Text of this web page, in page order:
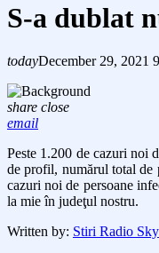
S-a dublat
todayDecember 29, 2021 9
share close
email
Peste 1.200 de cazuri noi
de profil, numărul total de
cazuri noi de persoane
la mie în judeţul nostru.
Written by: Stiri Radio Sky